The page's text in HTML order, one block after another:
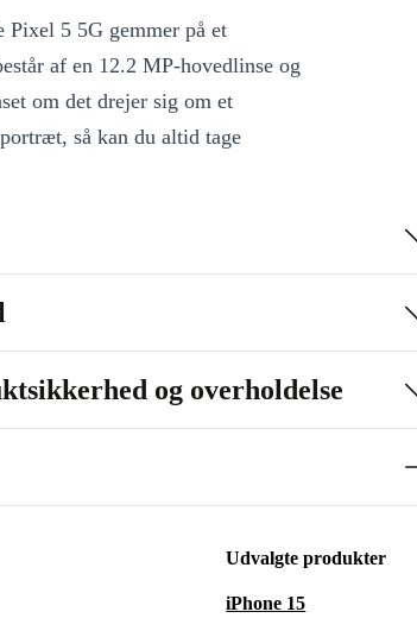
Pixel 5 5G gemmer på et
af en 12.2 MP-hovedlinse og
om det drejer sig om et
så kan du altid tage
P-OLED.skærmen med
kortåbning, som giver dig
samme enhed samtidig.
og overholdelse
Udvalgte produkter
iPhone 15